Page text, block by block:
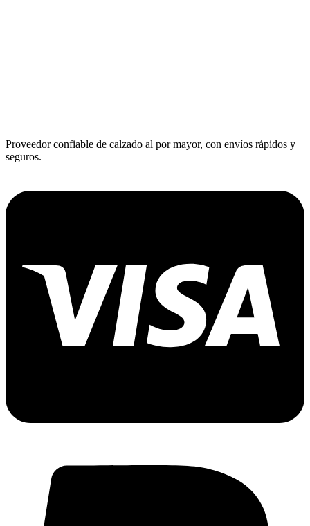
Proveedor confiable de calzado al por mayor, con envíos rápidos y
seguros.